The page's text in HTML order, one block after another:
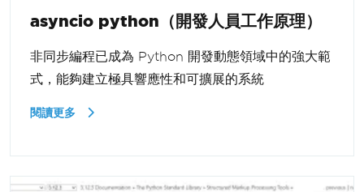
asyncio python（開發人員工作原理）
非同步編程已成為 Python 開發動態領域中的強大範
式，能夠建立極具響應性和可擴展的系統
閱讀更多